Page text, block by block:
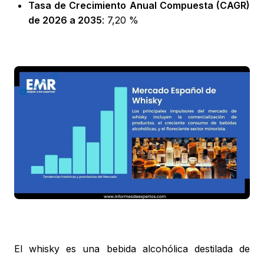
Tasa de Crecimiento Anual Compuesta (CAGR)
de 2026 a 2035: 7,20 %
El whisky es una bebida alcohólica destilada de